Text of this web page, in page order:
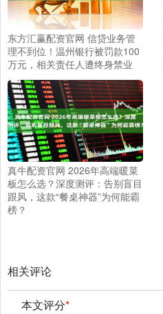
东方汇赢配资官网 信贷业务管
理不到位！温州银行被罚款100
万元，相关责任人遭终身禁业
真牛配资官网 2026年高端暖菜
板怎么选？深度测评：告别盲目
跟风，这款“餐桌神器”为何能霸
榜？
相关评论
本文评分*